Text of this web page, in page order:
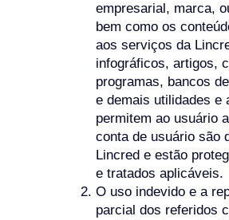
empresarial, marca,
bem como os
aos serviços da
infográficos, artigos,
programas, bancos
e demais utilidades e
permitem ao usuário
conta de usuário são
Lincred e estão
e tratados aplicáveis.
O uso indevido e a
parcial dos referidos